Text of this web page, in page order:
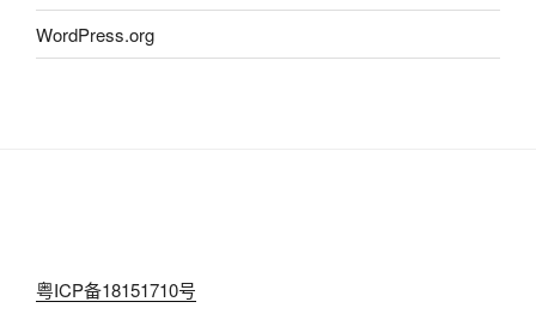
WordPress.org
粤ICP备18151710号